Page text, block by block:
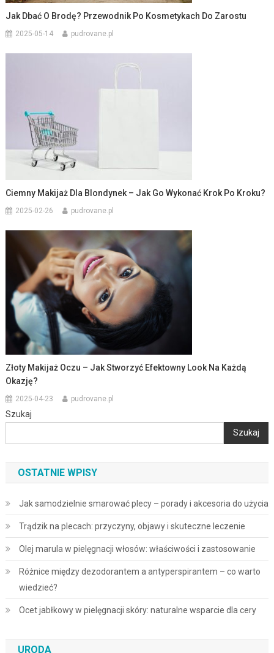
Jak Dbać O Brodę? Przewodnik Po Kosmetykach Do Zarostu
2025-05-14 pudrovane.pl
Ciemny Makijaż Dla Blondynek – Jak Go Wykonać Krok Po Kroku?
2025-02-26 pudrovane.pl
Złoty Makijaż Oczu – Jak Stworzyć Efektowny Look Na Każdą
Okazję?
2025-04-23 pudrovane.pl
Szukaj
Szukaj
OSTATNIE WPISY
Jak samodzielnie smarować plecy – porady i akcesoria do użycia
Trądzik na plecach: przyczyny, objawy i skuteczne leczenie
Olej marula w pielęgnacji włosów: właściwości i zastosowanie
Różnice między dezodorantem a antyperspirantem – co warto
wiedzieć?
Ocet jabłkowy w pielęgnacji skóry: naturalne wsparcie dla cery
URODA